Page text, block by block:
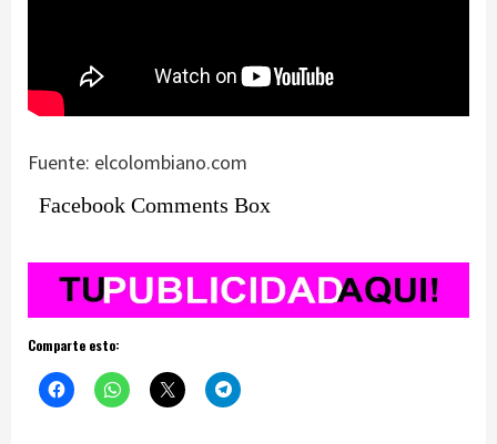
Fuente: elcolombiano.com
Facebook Comments Box
Comparte esto: